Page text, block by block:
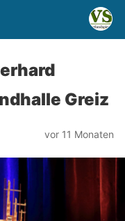
Greiz
vor 11 Monaten